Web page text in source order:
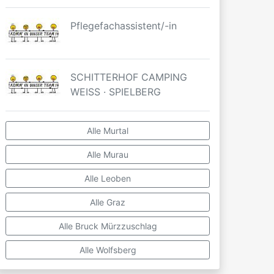
Pflegefachassistent/-in
SCHITTERHOF CAMPING
WEISS · SPIELBERG
Alle Murtal
Alle Murau
Alle Leoben
Alle Graz
Alle Bruck Mürzzuschlag
Alle Wolfsberg